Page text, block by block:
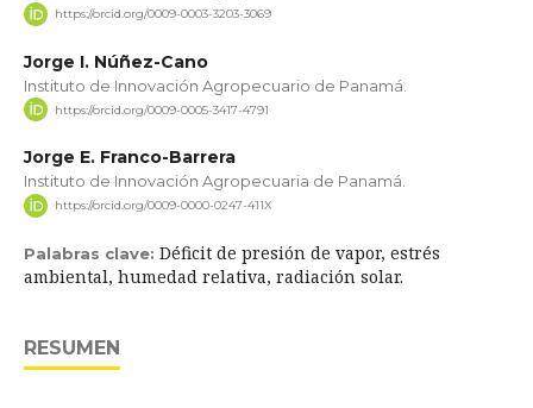
https://orcid.org/0009-0003-3203-3069
Jorge I. Núñez-Cano
Instituto de Innovación Agropecuario de Panamá.
https://orcid.org/0009-0005-3417-4791
Jorge E. Franco-Barrera
Instituto de Innovación Agropecuaria de Panamá.
https://orcid.org/0009-0000-0247-411X
Palabras clave: Déficit de presión de vapor, estrés
ambiental, humedad relativa, radiación solar.
RESUMEN